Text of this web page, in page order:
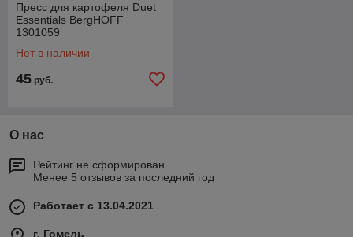
Пресс для картофеля Duet
Essentials BergHOFF
1301059
Нет в наличии
45 руб.
О нас
Рейтинг не сформирован
Менее 5 отзывов за последний год
Работает с 13.04.2021
г. Гомель